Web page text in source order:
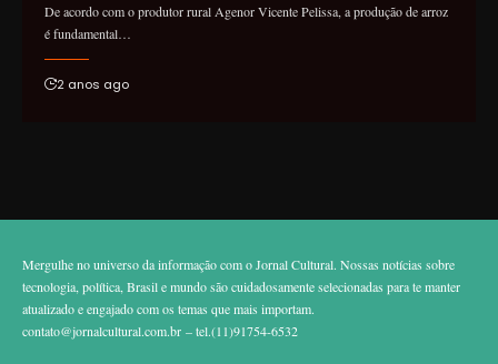
De acordo com o produtor rural Agenor Vicente Pelissa, a produção de arroz
é fundamental…
2 anos ago
Mergulhe no universo da informação com o Jornal Cultural. Nossas notícias sobre
tecnologia, política, Brasil e mundo são cuidadosamente selecionadas para te manter
atualizado e engajado com os temas que mais importam.
contato@jornalcultural.com.br – tel.(11)91754-6532